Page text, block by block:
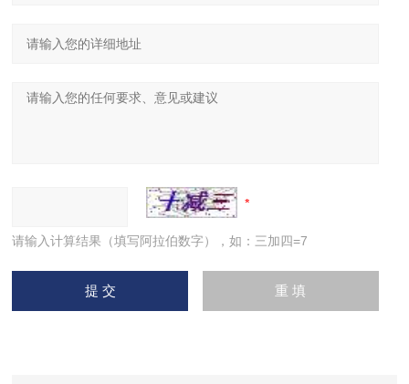
请输入计算结果（填写阿拉伯数字），如：三加四=7